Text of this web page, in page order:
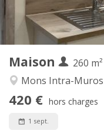
Maison
260 m²
Mons Intra-Muros
420 € hors charges
1 sept.